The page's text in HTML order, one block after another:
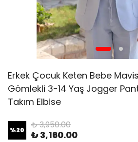
Erkek Çocuk Keten Bebe
Gömlekli 3-14 Yaş Jogger
Takım Elbise
%20 ₺ 3,950.00
₺ 3,160.00